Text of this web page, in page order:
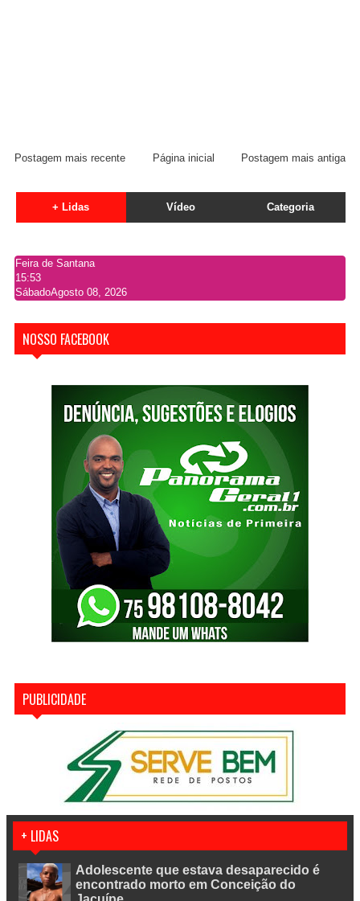
Postagem mais recente Postagem mais antiga
Página inicial
+ Lidas Vídeo Categoria
Feira de Santana
15:53
SábadoAgosto 08, 2026
NOSSO FACEBOOK
PUBLICIDADE
+ LIDAS
Adolescente que estava desaparecido é
encontrado morto em Conceição do